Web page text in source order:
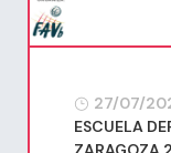
27/07/
ESCUELA